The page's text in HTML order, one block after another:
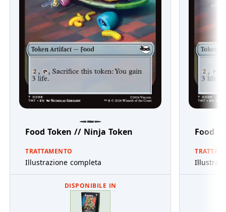
Food Token // Ninja Token
TRATTAMENTO
Illustrazione completa
DISPONIBILE IN
Food